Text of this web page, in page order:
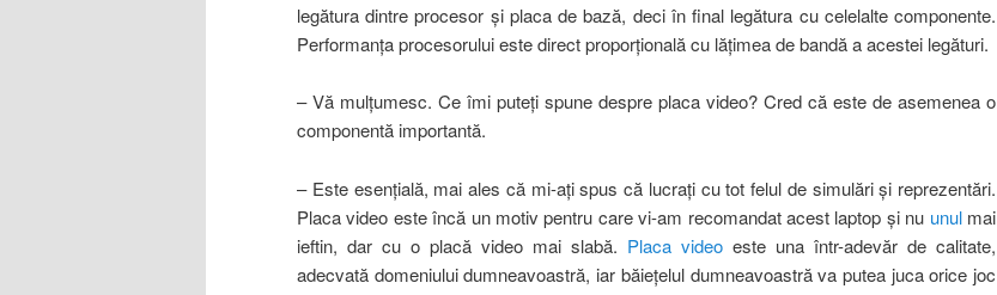
legătura dintre procesor şi placa de bază, deci în final legătura cu celelalte componente.
Performanţa procesorului este direct proporţională cu lăţimea de bandă a acestei legături.
– Vă mulţumesc. Ce îmi puteţi spune despre placa video? Cred că este de asemenea o
componentă importantă.
– Este esenţială, mai ales că mi-aţi spus că lucraţi cu tot felul de simulări şi reprezentări.
Placa video este încă un motiv pentru care vi-am recomandat acest laptop şi nu unulmai
ieftin, dar cu o placă video mai slabă. Placa video este una într-adevăr de calitate,
adecvată domeniului dumneavoastră, iar băieţelul dumneavoastră va putea juca orice joc